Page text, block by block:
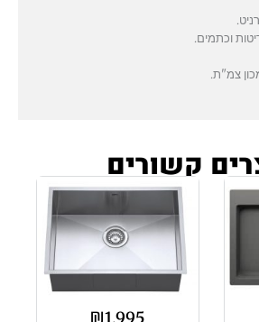
וכתמים.
צמ"ת.
קשורים